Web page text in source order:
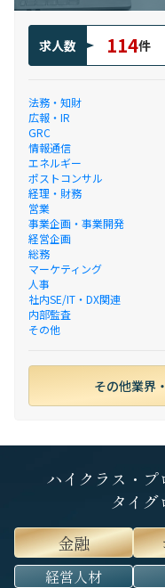
求人数 114件
法務・知財
広報・IR
GRC
情報通信
エネルギー
ポストコンサル
経理・財務
営業
事業企画・事業開発
経営企画
総務
マーケティング
人事
社内SE/IT・DX関連
内部監査
その他
その他業界
ハイクラス・プ
タイ
金融
経営人材